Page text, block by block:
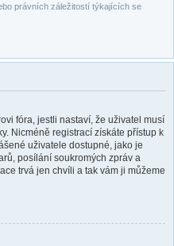
právních záležitostí týkajících se
fóra, jestli nastaví, že uživatel musí
Nicméně registrací získáte přístup k
uživatele dostupné, jako je
posílání soukromých zpráv a
trvá jen chvíli a tak vám ji můžeme